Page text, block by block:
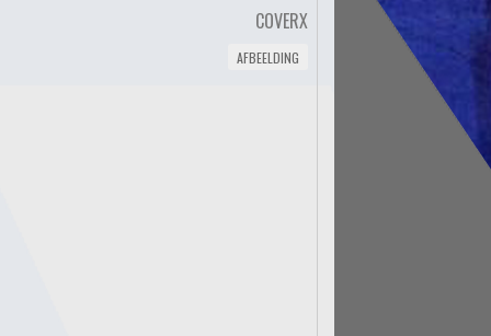
COVERX
AFBEELDING